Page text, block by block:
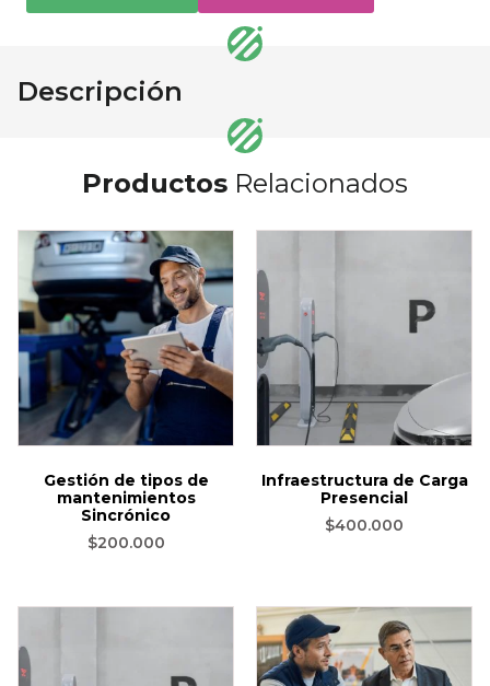
Descripción
Productos Relacionados
Gestión de tipos de
mantenimientos
Sincrónico
$200.000
Infraestructura de Carga
Presencial
$400.000